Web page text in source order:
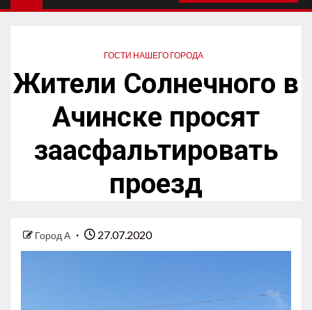
ГОСТИ НАШЕГО ГОРОДА
Жители Солнечного в
Ачинске просят
заасфальтировать
проезд
Город А 27.07.2020